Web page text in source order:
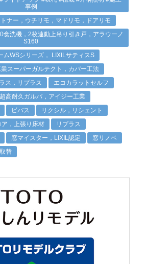
事例
ナー，ウチリモ，マドリモ，ドアリモ
食洗機，2枚連動上吊り引き戸，アラウーノ
S160
ムWSシリーズ， LIXILサティスS
スーパーガルテクト，カバー工法
ス，リプラス
エコカラットセルフ
高耐久ガルバ，アイジー工業
ビバス
リクシル，リシェント
ア，上張り床材
リプラス
窓マイスター，LIXIL認定
窓リノベ
替